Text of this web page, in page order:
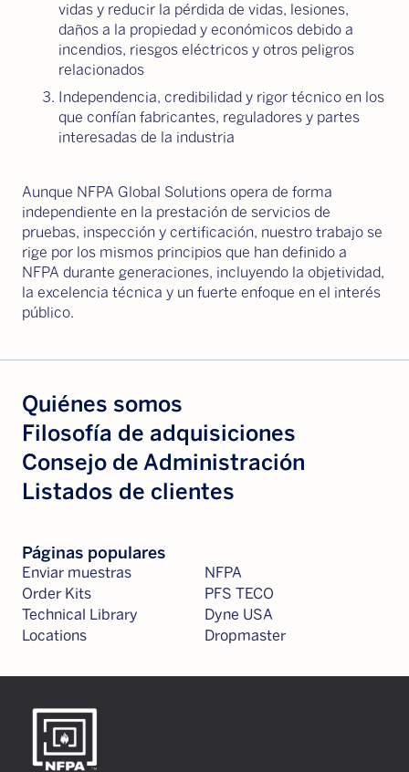
vidas y reducir la pérdida de vidas, lesiones,
daños a la propiedad y económicos debido a
incendios, riesgos eléctricos y otros peligros
relacionados
Independencia, credibilidad y rigor técnico en los
que confían fabricantes, reguladores y partes
interesadas de la industria
Aunque NFPA Global Solutions opera de forma
independiente en la prestación de servicios de
pruebas, inspección y certificación, nuestro trabajo se
rige por los mismos principios que han definido a
NFPA durante generaciones, incluyendo la objetividad,
la excelencia técnica y un fuerte enfoque en el interés
público.
Quiénes somos
Filosofía de adquisiciones
Consejo de Administración
Listados de clientes
Páginas populares
Enviar muestras
Order Kits
Technical Library
Locations
NFPA
PFS TECO
Dyne USA
Dropmaster